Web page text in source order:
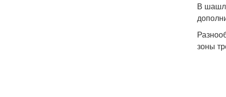
В
зоны